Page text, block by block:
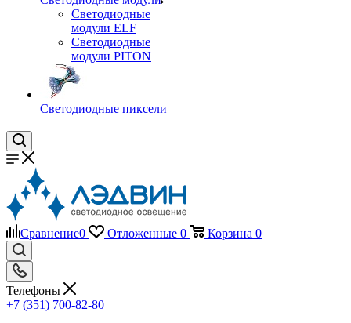
Светодиодные
модули ELF
Светодиодные
модули PITON
Светодиодные пиксели
Сравнение0 Отложенные 0 Корзина 0
Телефоны
+7 (351) 700-82-80